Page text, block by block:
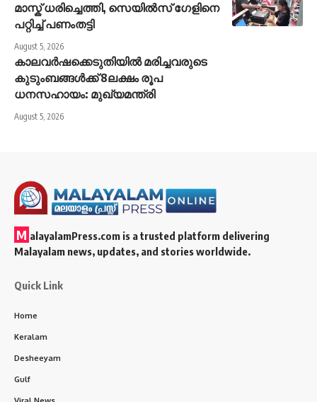
മാസ്ക് ധരിച്ചെത്തി, സെയിൽസ് ഗേളിനെ
പറ്റിച്ച് പണംതട്ടി
August 5, 2026
കാലവർഷക്കെടുതിയിൽ മരിച്ചവരുടെ
കുടുംബങ്ങൾക്ക് 8ലക്ഷം രൂപ
ധനസഹായം: മുഖ്യമന്ത്രി
August 5, 2026
M alayalamPress.com is a trusted platform delivering
Malayalam news, updates, and stories worldwide.
Quick Link
Home
Keralam
Desheeyam
Gulf